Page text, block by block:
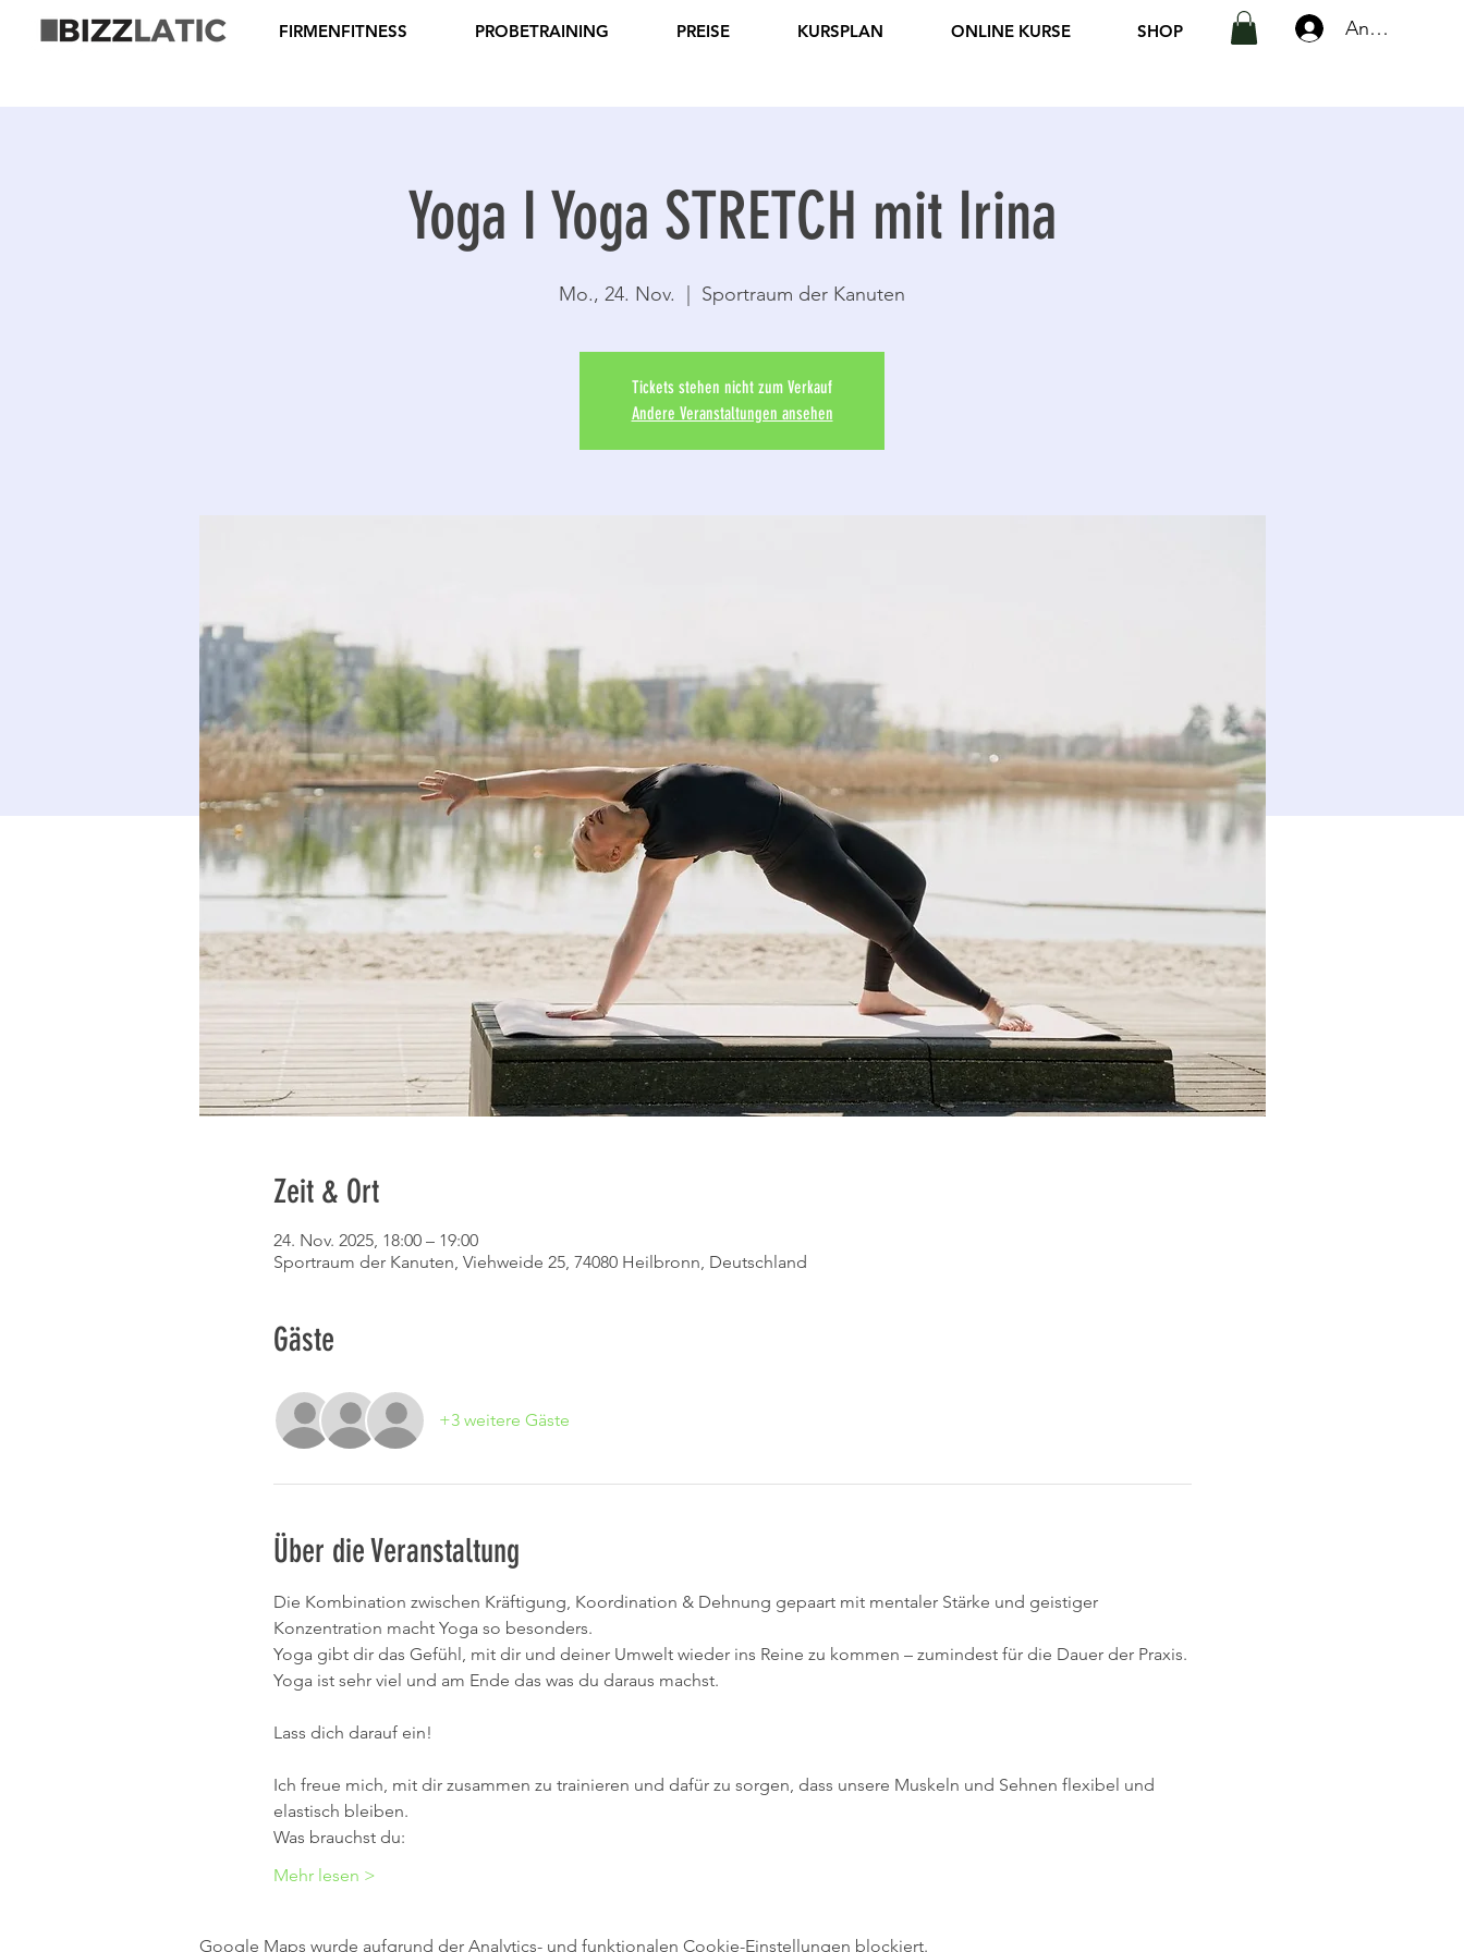
FIRMENFITNESS PROBETRAINING PREISE KURSPLAN ONLINE KURSE SHOP Anmelden
Yoga I Yoga STRETCH mit Irina
Mo., 24. Nov. Sportraum der Kanuten
Tickets stehen nicht zum Verkauf
Andere Veranstaltungen ansehen
Zeit & Ort
24. Nov. 2025, 18:00 – 19:00
Sportraum der Kanuten, Viehweide 25, 74080 Heilbronn, Deutschland
Gäste
+3 weitere Gäste
Über die Veranstaltung
Die Kombination zwischen Kräftigung, Koordination & Dehnung gepaart mit mentaler Stärke und geistiger
Konzentration macht Yoga so besonders.
Yoga gibt dir das Gefühl, mit dir und deiner Umwelt wieder ins Reine zu kommen – zumindest für die Dauer der Praxis.
Yoga ist sehr viel und am Ende das was du daraus machst.
Lass dich darauf ein!
Ich freue mich, mit dir zusammen zu trainieren und dafür zu sorgen, dass unsere Muskeln und Sehnen flexibel und
elastisch bleiben.
Was brauchst du:
Mehr lesen >
Google Maps wurde aufgrund der Analytics- und funktionalen Cookie-Einstellungen blockiert.